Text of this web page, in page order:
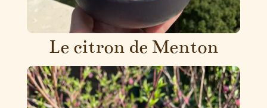
Le citron de Menton